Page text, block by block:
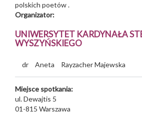
polskich poetów .
Organizator:
UNIWERSYTET KARDYNAŁA
WYSZYŃSKIEGO
dr Aneta Rayzacher Majewska
Miejsce spotkania:
ul. Dewajtis 5
01-815 Warszawa